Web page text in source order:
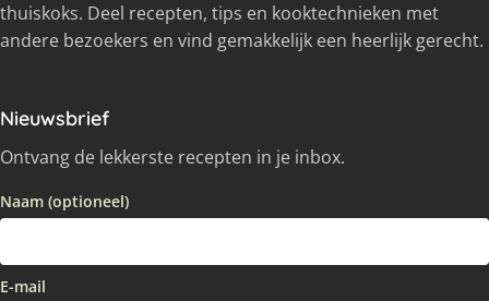
thuiskoks. Deel recepten, tips en kooktechnieken met
andere bezoekers en vind gemakkelijk een heerlijk gerecht.
Nieuwsbrief
Ontvang de lekkerste recepten in je inbox.
Naam (optioneel)
E-mail